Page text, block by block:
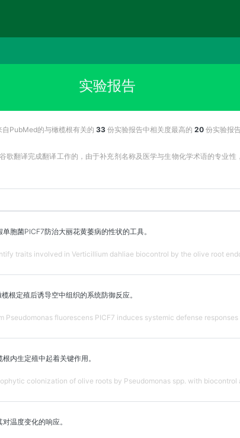
实验报告
自PubMed的与橄榄根有关的 33份实验报告中相关度最高的 20份实验报
歌翻译完成翻译工作的，由于补充剂名称及医学与生物化学术语的专业
胞菌PICF7防治大丽花黄萎病的性状的工具。
traits involved in Verticillium dahliae biocontrol by the olive root
根定殖后诱导空中组织的系统防御反应。
fluorescens PICF7 induces systemic defense
内生定殖中起着关键作用。
colonization of olive roots by Pseudomonas spp. with biocontrol
温度变化的响应。